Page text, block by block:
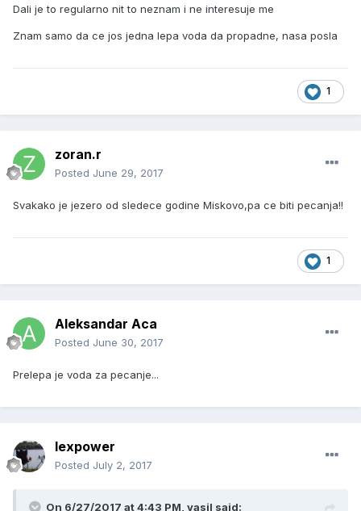
Dali je to regularno nit to neznam i ne interesuje me
Znam samo da ce jos jedna lepa voda da propadne, nasa posla
1
zoran.r
Posted June 29, 2017
Svakako je jezero od sledece godine Miskovo,pa ce biti pecanja!!
1
Aleksandar Aca
Posted June 30, 2017
Prelepa je voda za pecanje...
lexpower
Posted July 2, 2017
On 6/27/2017 at 4:43 PM, vasil said: